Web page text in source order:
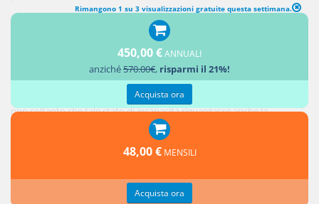
L'incapacità legale segue di diritto ad una pronunzia penale di
condanna all'ergastolo ovvero alla reclusione per un tempo non
inferiore a cinque anni. Originariamente l'
non soltanto che tale stato di incapacità riguardasse anche la
testamentifazione attiva, ma addirittura che il testamento
perfezionato anteriormente alla condanna fosse nullo (cfr. II comma
cod.pen. ).
Rimangono 1 su 3 visualizzazioni gratuite questa settimana.
450,00 €ANNUALI
anziché570.00€, risparmi il 21%!
Acquista ora
48,00 € MENSILI
Acquista ora